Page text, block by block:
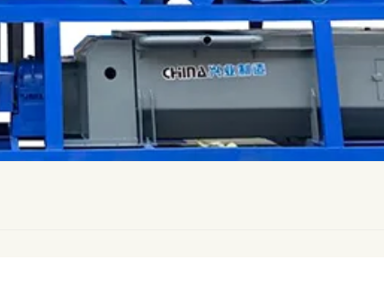
Установка непрерывного смешивания